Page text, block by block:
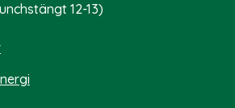
12-13)